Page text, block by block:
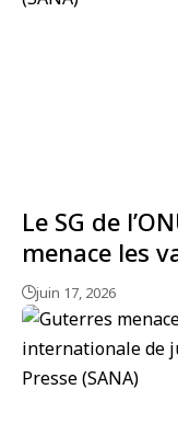
Le SG de
menace les
juin 17, 2026